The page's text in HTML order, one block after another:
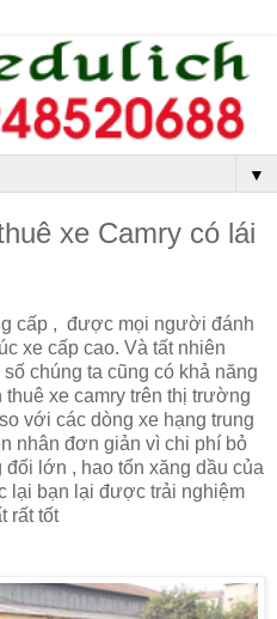
▼
xe Camry có lái
cấp , được mọi người đánh
xe cấp cao. Và tất nhiên
chúng ta cũng có khả năng
xe camry trên thị trường
với các dòng xe hạng trung
nhân đơn giản vì chi phí bỏ
lớn , hao tổn xăng dầu của
lại bạn lại được trải nghiệm
rất tốt